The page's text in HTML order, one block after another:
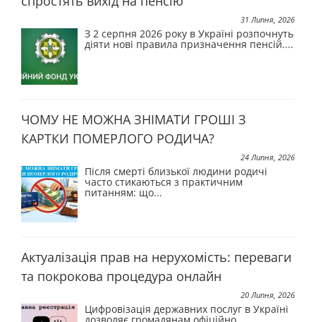
31 Липня, 2026
З 2 серпня 2026 року в Україні розпочнуть
діяти нові правила призначення пенсій....
ЧОМУ НЕ МОЖНА ЗНІМАТИ ГРОШІ З
КАРТКИ ПОМЕРЛОГО РОДИЧА?
24 Липня, 2026
Після смерті близької людини родичі
часто стикаються з практичним
питанням: що...
Актуалізація прав на нерухомість: переваги
та покрокова процедура онлайн
20 Липня, 2026
Цифровізація державних послуг в Україні